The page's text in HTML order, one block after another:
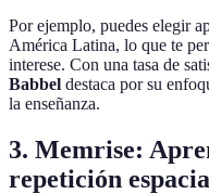
Por ejemplo, puedes elegir
América Latina, lo que te
interese. Con una tasa de
Babbel destaca por su
la enseñanza.
3. Memrise:
repetición